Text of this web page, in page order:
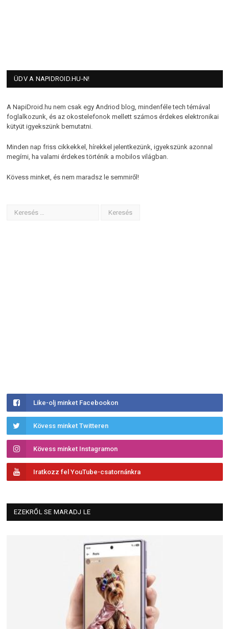
ÜDV A NAPIDROID.HU-N!
A NapiDroid.hu nem csak egy Andriod blog, mindenféle tech témával
foglalkozunk, és az okostelefonok mellett számos érdekes elektronikai
kütyüt igyekszünk bemutatni.
Minden nap friss cikkekkel, hírekkel jelentkezünk, igyekszünk azonnal
megírni, ha valami érdekes történik a mobilos világban.
Kövess minket, és nem maradsz le semmiről!
Like-olj minket Facebookon
Kövess minket Twitteren
Kövess minket Instagramon
Iratkozz fel YouTube-csatornánkra
EZEKRŐL SE MARADJ LE